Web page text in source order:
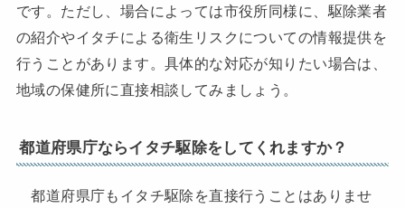
です。ただし、場合によっては市役所同様に、駆除業者
の紹介やイタチによる衛生リスクについての情報提供を
行うことがあります。具体的な対応が知りたい場合は、
地域の保健所に直接相談してみましょう。
都道府県庁ならイタチ駆除をしてくれますか？
都道府県庁もイタチ駆除を直接行うことはありませ